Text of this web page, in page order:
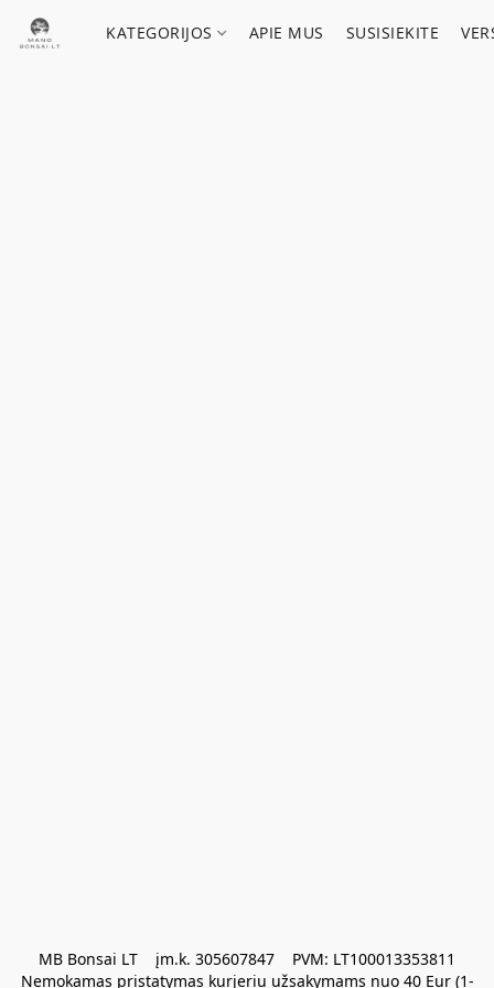
KATEGORIJOS APIE MUS SUSISIEKITE
MB Bonsai LT    įm.k. 305607847    PVM: LT100013353811
Nemokamas pristatymas kurjeriu užsakymams nuo 40 Eur (1-